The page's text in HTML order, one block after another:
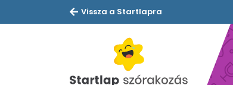
Vissza a Startlapra